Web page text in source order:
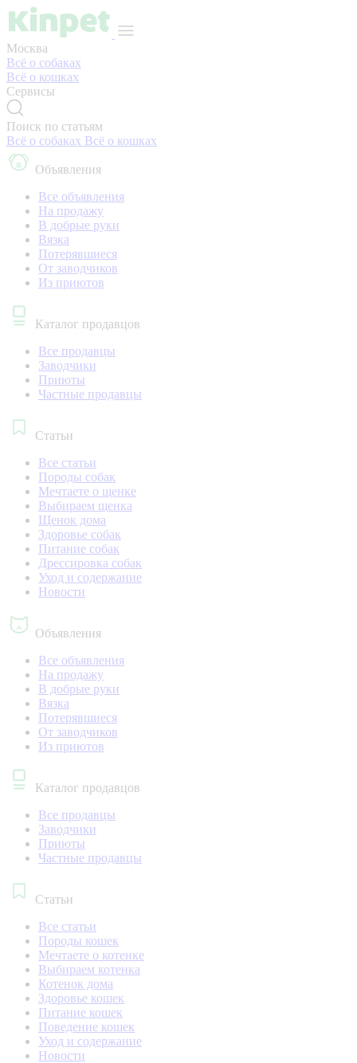
Москва
Всё о собаках
Всё о кошках
Сервисы
Поиск по статьям
Всё о собаках Всё о кошках
Объявления
Все объявления
На продажу
В добрые руки
Вязка
Потерявшиеся
От заводчиков
Из приютов
Каталог продавцов
Все продавцы
Заводчики
Приюты
Частные продавцы
Статьи
Все статьи
Породы собак
Мечтаете о щенке
Выбираем щенка
Щенок дома
Здоровье собак
Питание собак
Дрессировка собак
Уход и содержание
Новости
Объявления
Все объявления
На продажу
В добрые руки
Вязка
Потерявшиеся
От заводчиков
Из приютов
Каталог продавцов
Все продавцы
Заводчики
Приюты
Частные продавцы
Статьи
Все статьи
Породы кошек
Мечтаете о котенке
Выбираем котенка
Котенок дома
Здоровье кошек
Питание кошек
Поведение кошек
Уход и содержание
Новости